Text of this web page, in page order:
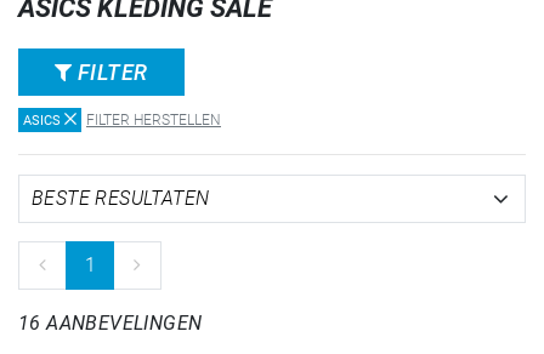
ASICS KLEDING SALE
FILTER
ASICS FILTER HERSTELLEN
1
16 AANBEVELINGEN